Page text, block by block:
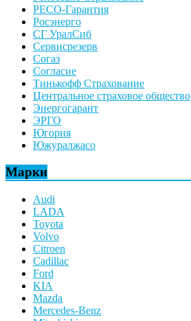
РЕСО-Гарантия
Росэнерго
СГ УралСиб
Сервисрезерв
Согаз
Согласие
Тинькофф Страхование
Центральное страховое общество
Энергогарант
ЭРГО
Югория
Южуралжасо
Марки
Audi
LADA
Toyota
Volvo
Citroen
Cadillac
Ford
KIA
Mazda
Mercedes-Benz